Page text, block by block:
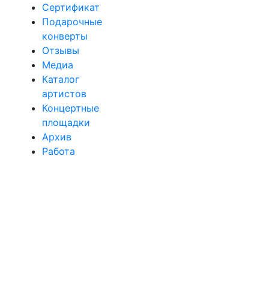
Сертификат
Подарочные
конверты
Отзывы
Медиа
Каталог
артистов
Концертные
площадки
Архив
Работа